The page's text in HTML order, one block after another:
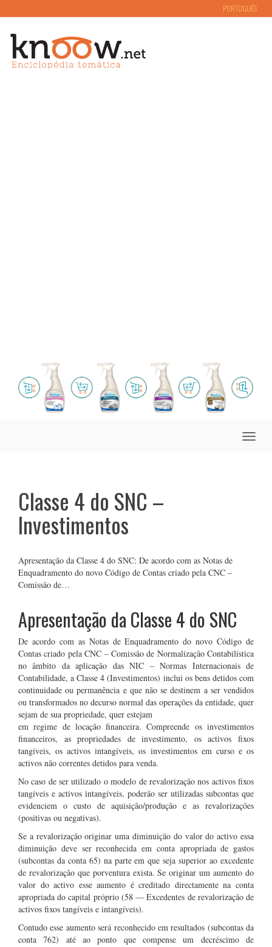
PORTUGUÊS
Toggle
Classe 4 do SNC –
Investimentos
Apresentação da Classe 4 do SNC: De acordo com as Notas de
Enquadramento do novo Código de Contas criado pela CNC –
Comissão de…
Apresentação da Classe 4 do SNC
De acordo com as Notas de Enquadramento do novo Código de
Contas criado pela CNC – Comissão de Normalização Contabilística
no âmbito da aplicação das NIC – Normas Internacionais de
Contabilidade, a Classe 4 (Investimentos) inclui os bens detidos com
continuidade ou permanência e que não se destinem a ser vendidos
ou transformados no decurso normal das operações da entidade, quer
sejam de sua propriedade, quer estejam
em regime de locação financeira. Compreende os investimentos
financeiros, as propriedades de investimento, os activos fixos
tangíveis, os activos intangíveis, os investimentos em curso e os
activos não correntes detidos para venda.
No caso de ser utilizado o modelo de revalorização nos activos fixos
tangíveis e activos intangíveis, poderão ser utilizadas subcontas que
evidenciem o custo de aquisição/produção e as revalorizações
(positivas ou negativas).
Se a revalorização originar uma diminuição do valor do activo essa
diminuição deve ser reconhecida em conta apropriada de gastos
(subcontas da conta 65) na parte em que seja superior ao excedente
de revalorização que porventura exista. Se originar um aumento do
valor do activo esse aumento é creditado directamente na conta
apropriada do capital próprio (58 — Excedentes de revalorização de
activos fixos tangíveis e intangíveis).
Contudo esse aumento será reconhecido em resultados (subcontas da
conta 762) até ao ponto que compense um decréscimo de